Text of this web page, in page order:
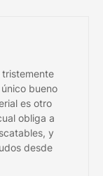
bueno
es otro
obliga a
y
desde